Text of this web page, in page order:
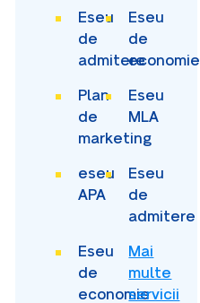
Eseu
de
admitere
Eseu
de
economie
Plan
de
marketing
Eseu
MLA
eseu
APA
Eseu
de
admitere
Eseu
de
economie
Mai
multe
servicii